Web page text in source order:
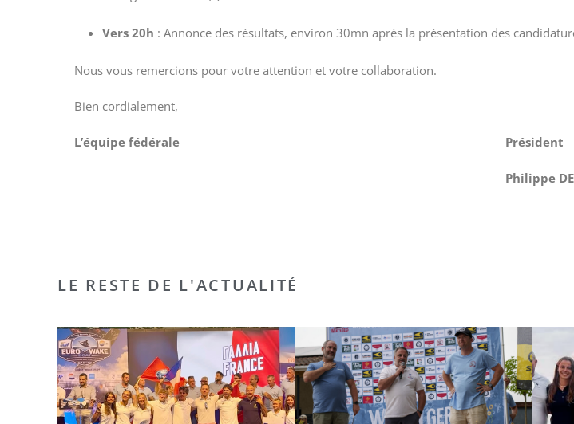
Vers 20h : Annonce des résultats, environ 30mn après la présentation des
Nous vous remercions pour votre attention et votre collaboration.
Bien cordialement,
L’équipe fédérale Président
Philippe
LE RESTE DE L'ACTUALITÉ